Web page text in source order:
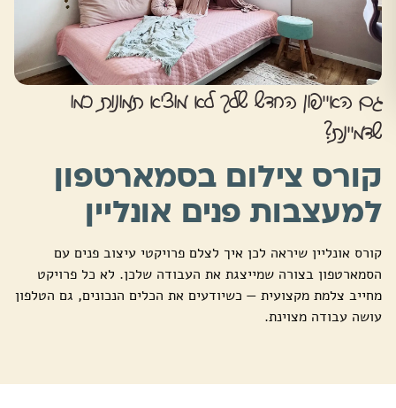
גם האייפון החדש שלך לא מוציא תמונות כמו
שדמיינת?
קורס צילום בסמארטפון
למעצבות פנים אונליין
קורס אונליין שיראה לכן איך לצלם פרויקטי עיצוב פנים עם
הסמארטפון בצורה שמייצגת את העבודה שלכן. לא כל פרויקט
מחייב צלמת מקצועית — כשיודעים את הכלים הנכונים, גם הטלפון
עושה עבודה מצוינת.